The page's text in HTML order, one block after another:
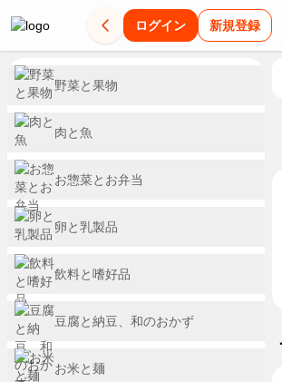
ログイン 新規登録
野菜と果物
肉と魚
お惣菜とお弁当
卵と乳製品
飲料と嗜好品
豆腐と納豆、和のおかず
お米と麺